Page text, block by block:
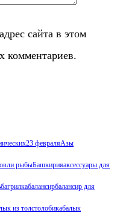
сайта в этом
комментариев.
23 февраляАзы
рыбыБашкирияаксессуары для
багрилкабалансирбалансир для
из толстолобикабалык